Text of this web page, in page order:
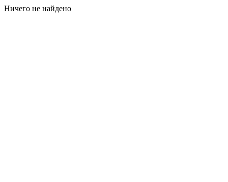
Ничего не найдено